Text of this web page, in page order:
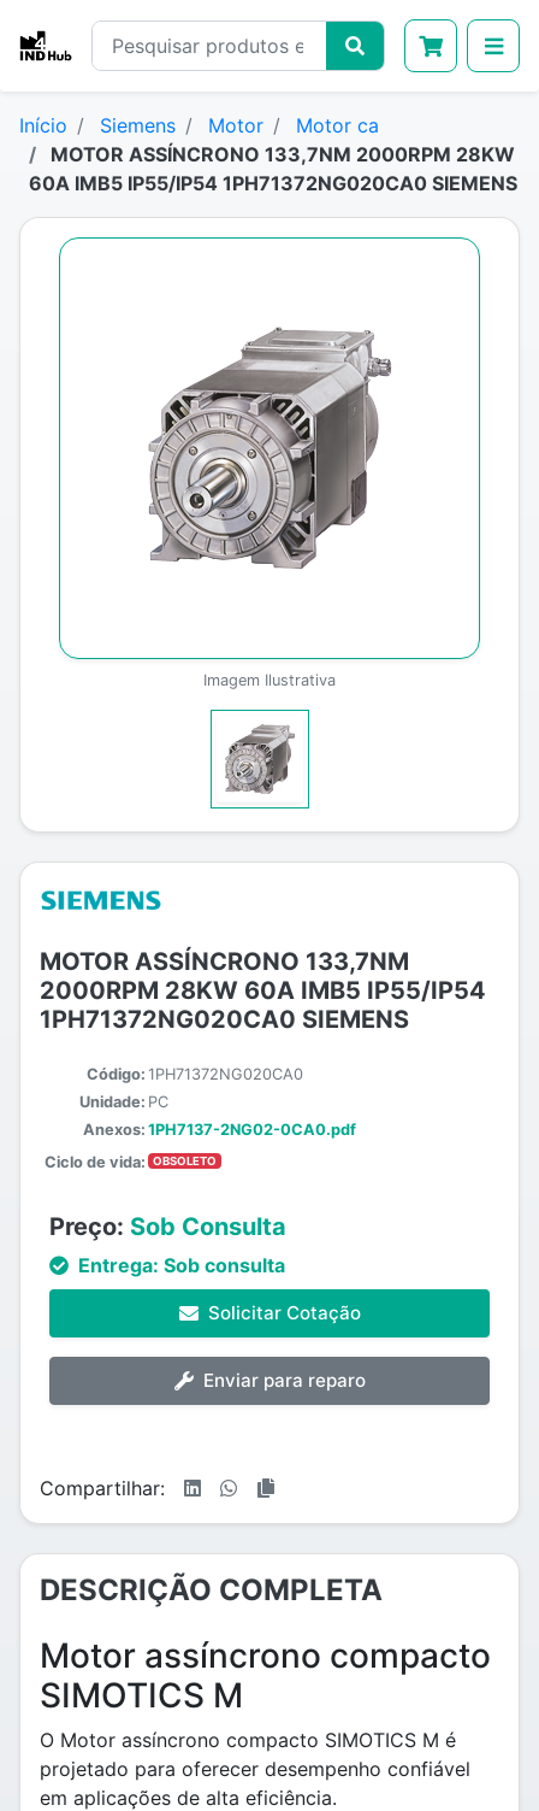
Início Siemens Motor
Motor ca
MOTOR ASSÍNCRONO 133,7NM 2000RPM 28KW
60A IMB5 IP55/IP54 1PH71372NG020CA0 SIEMENS
Imagem Ilustrativa
MOTOR ASSÍNCRONO 133,7NM
2000RPM 28KW 60A IMB5 IP55/IP54
1PH71372NG020CA0 SIEMENS
Código: 1PH71372NG020CA0
Unidade: PC
Anexos: 1PH7137-2NG02-0CA0.pdf
Ciclo de vida:
OBSOLETO
Preço: Sob Consulta
Entrega: Sob consulta
Solicitar Cotação
Enviar para reparo
Compartilhar:
DESCRIÇÃO COMPLETA
Motor assíncrono compacto
SIMOTICS M
O Motor assíncrono compacto SIMOTICS M é
projetado para oferecer desempenho confiável
em aplicações de alta eficiência.